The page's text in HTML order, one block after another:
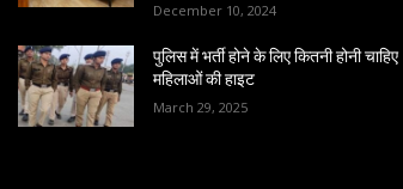
December 10, 2024
पुलिस में भर्ती होने के लिए कितनी होनी चाहिए
महिलाओं की हाइट
March 29, 2025